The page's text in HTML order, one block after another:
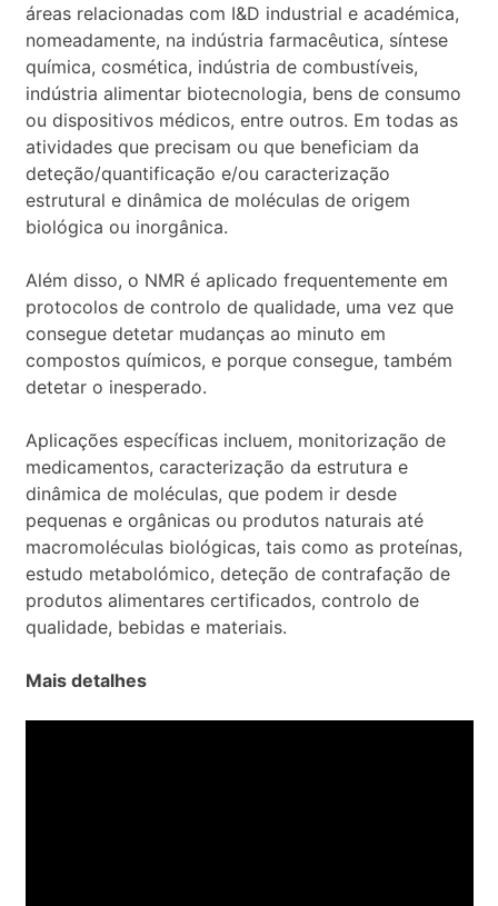
áreas relacionadas com I&D industrial e académica,
nomeadamente, na indústria farmacêutica, síntese
química, cosmética, indústria de combustíveis,
indústria alimentar biotecnologia, bens de consumo
ou dispositivos médicos, entre outros. Em todas as
atividades que precisam ou que beneficiam da
deteção/quantificação e/ou caracterização
estrutural e dinâmica de moléculas de origem
biológica ou inorgânica.
Além disso, o NMR é aplicado frequentemente em
protocolos de controlo de qualidade, uma vez que
consegue detetar mudanças ao minuto em
compostos químicos, e porque consegue, também
detetar o inesperado.
Aplicações específicas incluem, monitorização de
medicamentos, caracterização da estrutura e
dinâmica de moléculas, que podem ir desde
pequenas e orgânicas ou produtos naturais até
macromoléculas biológicas, tais como as proteínas,
estudo metabolómico, deteção de contrafação de
produtos alimentares certificados, controlo de
qualidade, bebidas e materiais.
Mais detalhes